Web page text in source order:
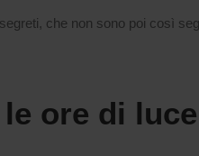
che non sono poi così
ore di luce